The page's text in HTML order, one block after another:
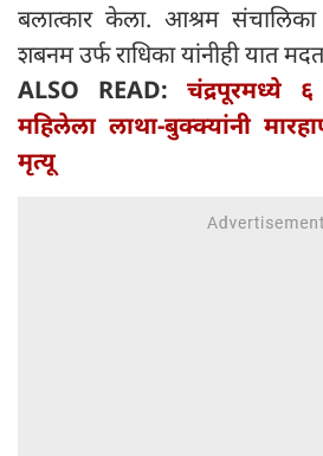
बलात्कार केला. आश्रम
शबनम उर्फ ​​राधिका यांनीही यात
ALSO READ: चंद्रपूरमध्ये
महिलेला लाथा-बुक्क्यांनी
मृत्यू